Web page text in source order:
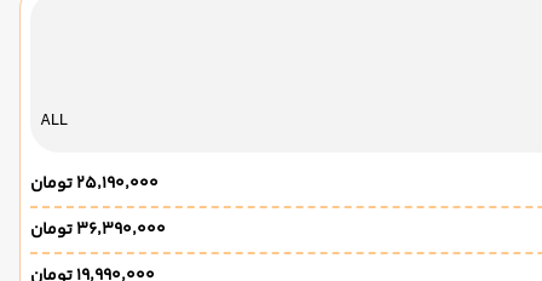
ALL
۲۵٬۱۹۰٬۰۰۰ تومان
۳۶٬۳۹۰٬۰۰۰ تومان